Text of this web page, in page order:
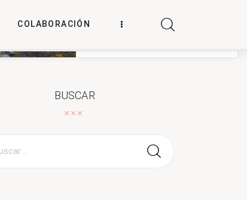
COLABORACIÓN
BUSCAR
La Antártica como archivo vivo de
la resistencia a los antibióticos